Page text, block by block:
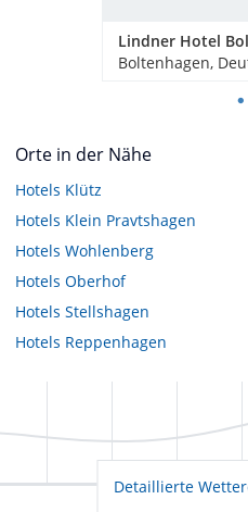
Boltenhagen,
Orte in der Nähe
Hotels Klütz
Hotels Klein Pravtshagen
Hotels Wohlenberg
Hotels Oberhof
Hotels Stellshagen
Hotels Reppenhagen
Detaillierte